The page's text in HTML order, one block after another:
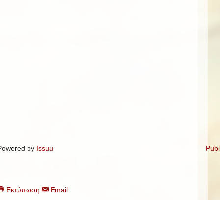
by Issuu
Εκτύπωση Email